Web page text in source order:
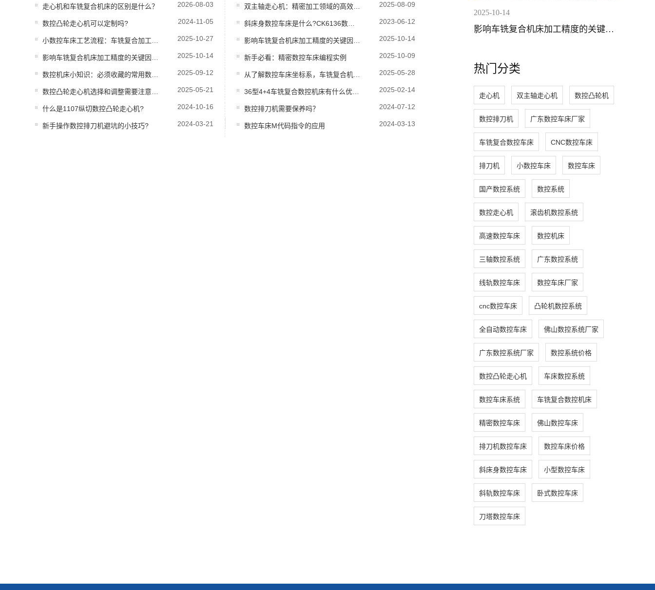
走心机和车铣复合机床的区别是什么？ 2026-08-03 2025-08-09
数控凸轮走心机可以定制吗? 2024-11-05 2023-06-12
2025-10-27 2025-10-14
2025-10-14 新手必看：精密数控车床编程实例 2025-10-09
2025-09-12 2025-05-28
2025-05-21 2025-02-14
什么是1107纵切数控凸轮走心机? 2024-10-16 数控排刀机需要保养吗？ 2024-07-12
新手操作数控排刀机避坑的小技巧? 2024-03-21 数控车床M代码指令的应用 2024-03-13
2025-10-14
影响车铣复合机床加工精度的关键因
热门分类
走心机 双主轴走心机 数控凸轮机
数控排刀机 广东数控车床厂家
车铣复合数控车床 CNC数控车床
排刀机 小数控车床 数控车床
国产数控系统 数控系统
数控走心机 滚齿机数控系统
高速数控车床 数控机床
三轴数控系统 广东数控系统
线轨数控车床 数控车床厂家
cnc数控车床 凸轮机数控系统
全自动数控车床 佛山数控系统厂家
广东数控系统厂家 数控系统价格
数控凸轮走心机 车床数控系统
数控车床系统 车铣复合数控机床
精密数控车床 佛山数控车床
排刀机数控车床 数控车床价格
斜床身数控车床 小型数控车床
斜轨数控车床 卧式数控车床
刀塔数控车床